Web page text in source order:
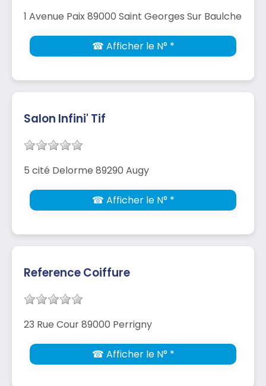
1 Avenue Paix 89000 Saint Georges Sur Baulche
☎ Afficher le N° *
Salon Infini' Tif
5 cité Delorme 89290 Augy
☎ Afficher le N° *
Reference Coiffure
23 Rue Cour 89000 Perrigny
☎ Afficher le N° *